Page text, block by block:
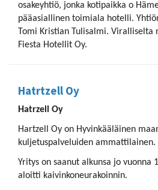
osakeyhtiö, jonka kotipaikka o
pääasiallinen toimiala hotelli.
Tomi Kristian Tulisalmi. Viralliselta
Fiesta Hotellit Oy.
Hatrtzell Oy
Hatrzell Oy
Hartzell Oy on Hyvinkääläinen
kuljetuspalveluiden ammattilainen.
Yritys on saanut alkunsa jo vuonna
aloitti kaivinkoneurakoinnin.